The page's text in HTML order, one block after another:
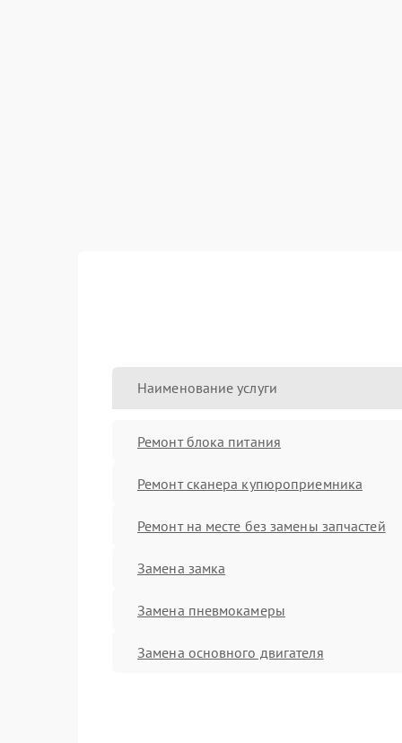
Наименование услуги
Ремонт блока питания
Ремонт сканера купюроприемника
Ремонт на месте без замены запчастей
Замена замка
Замена пневмокамеры
Замена основного двигателя